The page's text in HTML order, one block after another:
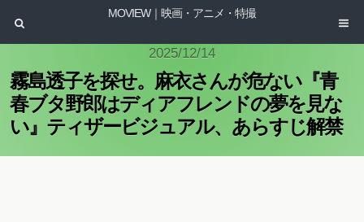
MOVIEW｜映画・アニメ・特撮
2025/12/14
霧島透子を探せ。麻衣さんが危ない『青
春ブタ野郎はディアフレンドの夢を見な
い』ティザービジュアル、あらすじ解禁